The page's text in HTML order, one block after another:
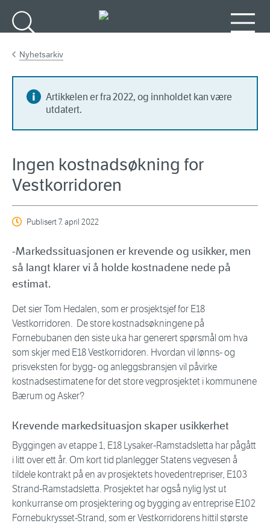
Nyhetsarkiv
Artikkelen er fra 2022, og innholdet kan være
utdatert.
Ingen kostnadsøkning for
Vestkorridoren
Publisert7. april 2022
-Markedssituasjonen er krevende og usikker, men
så langt klarer vi å holde kostnadene nede på
estimat.
Det sier Tom Hedalen, som er prosjektsjef for E18
Vestkorridoren. De store kostnadsøkningene på
Fornebubanen den siste uka har generert spørsmål om hva
som skjer med E18 Vestkorridoren. Hvordan vil lønns- og
prisveksten for bygg- og anleggsbransjen vil påvirke
kostnadsestimatene for det store vegprosjektet i kommunene
Bærum og Asker?
Krevende markedsituasjon skaper usikkerhet
Byggingen av etappe 1, E18 Lysaker-Ramstadsletta har pågått
i litt over ett år. Om kort tid planlegger Statens vegvesen å
tildele kontrakt på en av prosjektets hovedentrepriser, E103
Strand-Ramstadsletta. Prosjektet har også nylig lyst ut
konkurranse om prosjektering og bygging av entreprise E102
Fornebukrysset-Strand, som er Vestkorridorens hittil største